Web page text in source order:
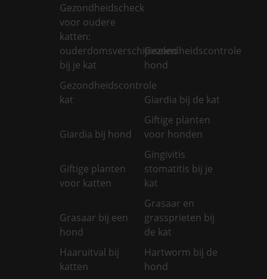
Gezondheidscheck
voor oudere
katten:
ouderdomsverschijnselen
bij je kat
Gezondheidscontrole
hond
Gezondheidscontrole
kat
Giardia bij de kat
Giardia bij hond
Giftige planten
voor honden
Giftige planten
voor katten
Gingivitis
stomatitis bij je
kat
Grasaar bij een
hond
Grasaar en
grassprieten bij
de kat
Haaruitval bij
katten
Hartworm bij de
hond